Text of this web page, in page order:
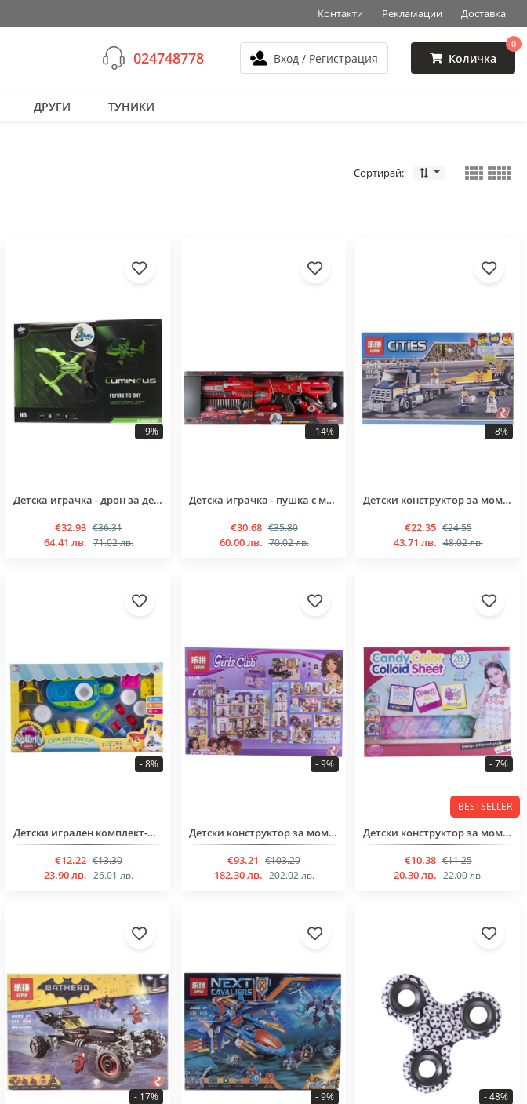
Контакти Рекламации Доставка
024748778 Вход / Регистрация Количка
0
ДРУГИ ТУНИКИ
Сортирай:
Детска играчка - дрон за деца над 14 години
€32.93 €36.31
- 9%
64.41 лв. 71.02 лв.
Детска играчка - пушка с меки стрелички за момчета над 8 години
€30.68 €35.80
- 14%
60.00 лв. 70.02 лв.
Детски конструктор за момчета над 5 години от 360 части
€22.35 €24.55
- 8%
43.71 лв. 48.02 лв.
Детски игрален комплект-моделин за деца над 5 години
€12.22 €13.30
- 8%
23.90 лв. 26.01 лв.
Детски конструктор за момиче над 6 години от 1676 части
€93.21 €103.29
- 9%
182.30 лв. 202.02 лв.
BESTSELLER
Детски конструктор за момиче над 3 години от 280 части
€10.38 €11.25
- 7%
20.30 лв. 22.00 лв.
- 17% - 9% - 48%